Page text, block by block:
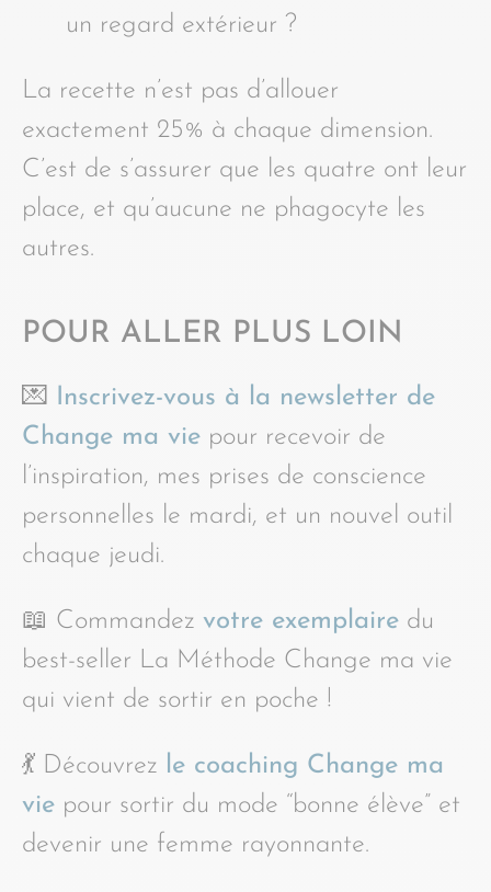
un regard extérieur ?
La recette n’est pas d’allouer
exactement 25% à chaque dimension.
C’est de s’assurer que les quatre ont leur
place, et qu’aucune ne phagocyte les
autres.
POUR ALLER PLUS LOIN
💌
Inscrivez-vous à la newsletter de
Change ma vie pour recevoir de
l’inspiration, mes prises de conscience
personnelles le mardi, et un nouvel outil
chaque jeudi.
📖 Commandez votre exemplaire du
best-seller La Méthode Change ma vie
qui vient de sortir en poche !
💃 Découvrez
le coaching Change ma
vie pour sortir du mode “bonne élève” et
devenir une femme rayonnante.